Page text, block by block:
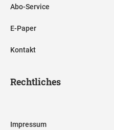
Abo-Service
E-Paper
Kontakt
Rechtliches
Impressum